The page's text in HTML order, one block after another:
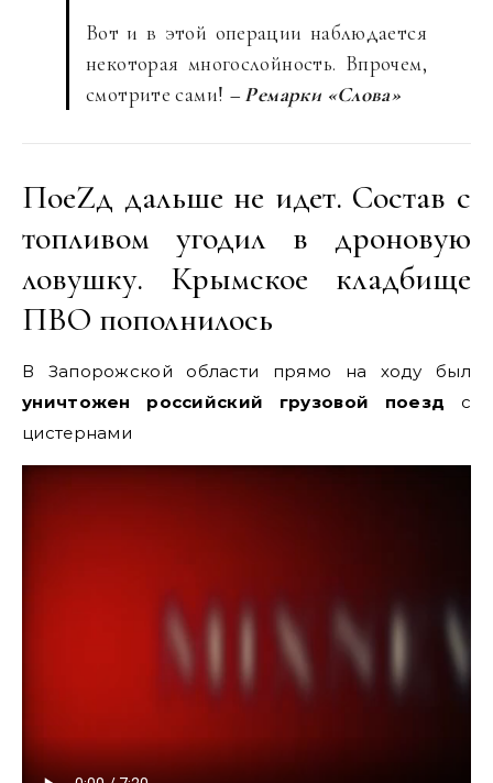
Вот и в этой операции наблюдается
некоторая многослойность. Впрочем,
смотрите сами! – Ремарки «Слова»
ПоеZд дальше не идет. Состав с
топливом угодил в дроновую
ловушку. Крымское кладбище
ПВО пополнилось
В Запорожской области прямо на ходу был
уничтожен российский грузовой поезд с
цистернами